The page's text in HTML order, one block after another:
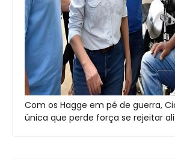
Com os Hagge em pé de guerra,
única que perde força se rejeitar